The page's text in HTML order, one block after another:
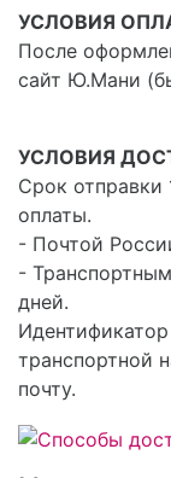
УСЛОВИЯ
После
сайт Ю.Мани
УСЛОВИЯ
Срок отправки
оплаты.
- Почтой
-
дней.
транспортной
почту.